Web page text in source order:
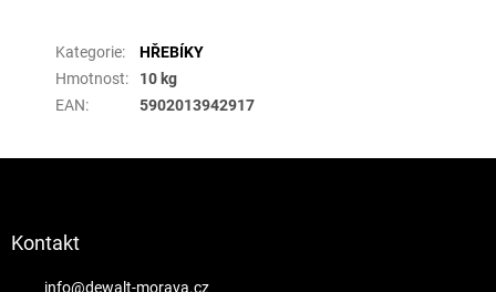
Kategorie:
HŘEBÍKY
Hmotnost:
10 kg
EAN: 5902013942917
Kontakt
info@dewalt-morava.cz